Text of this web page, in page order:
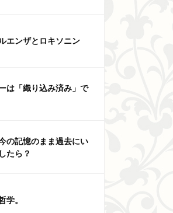
エンザとロキソニン
は「織り込み済み」で
の記憶のまま過去にい
たら？
学。